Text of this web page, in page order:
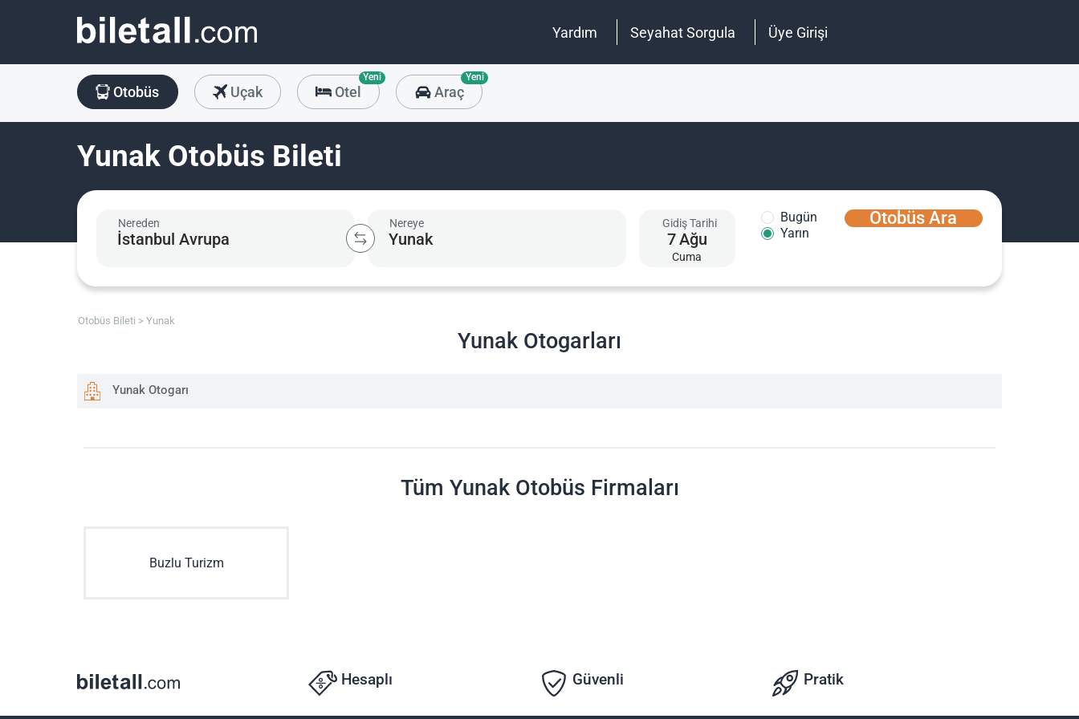
Yardım Seyahat Sorgula Üye Girişi
Otobüs Uçak Otel
Yeni
Araç
Yeni
Yunak Otobüs Bileti
Nereden Nereye Gidiş Tarihi
7Ağu
Cuma
Bugün
Yarın
Otobüs Ara
Otobüs Bileti Yunak
Yunak Otogarları
Yunak Otogarı
Tüm Yunak Otobüs Firmaları
Buzlu Turizm
Hesaplı Güvenli Pratik